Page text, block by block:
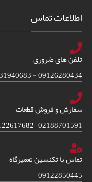
اطلاعات تماس
تلفن های ضروری
09126280434 - 09031940683
سفارش و فروش قطعات
02188701591 – 02122617682
تماس با تکنسین تعمیرگاه
09122850445